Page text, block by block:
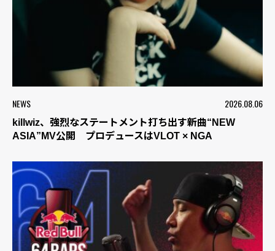
NEWS 2026.08.06
killwiz、強烈なステートメント打ち出す新曲“NEW
ASIA”MV公開 プロデュースはVLOT × NGA